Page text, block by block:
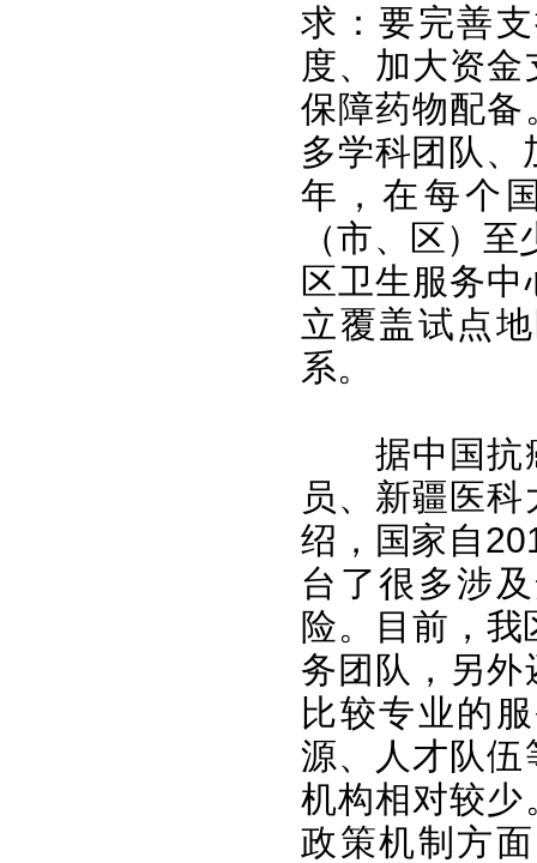
求：要完善
度、加大资
保障药物配备
多学科团队、
年，在每个
（市、区）
区卫生服务
立覆盖试点
系。
据中国抗
员、新疆医
绍，国家自
台了很多涉
险。目前，
务团队，另
比较专业的
源、人才队伍
机构相对较少
政策机制方